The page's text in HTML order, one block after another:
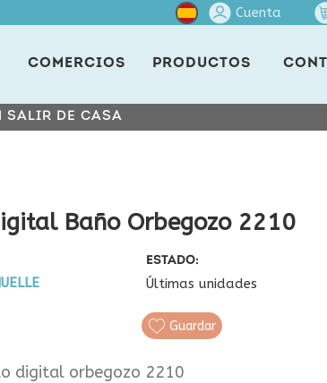
Cuenta
COMERCIOS PRODUCTOS
SALIR DE CASA
Baño Orbegozo 2210
ESTADO:
Últimas unidades
Guardar
digital orbegozo 2210